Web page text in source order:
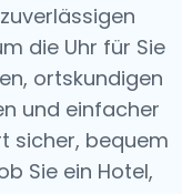
die Uhr für Sie
ortskundigen
und einfacher
sicher, bequem
Sie ein Hotel,